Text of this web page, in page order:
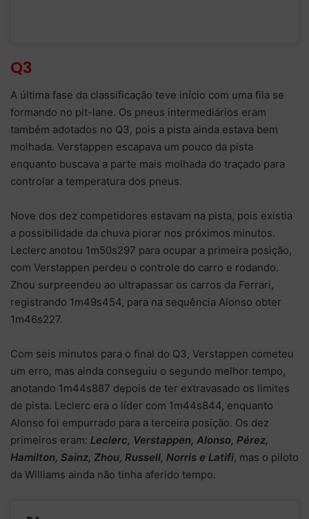
Q3
A última fase da classificação teve início com uma fila se
formando no pit-lane. Os pneus intermediários eram
também adotados no Q3, pois a pista ainda estava bem
molhada. Verstappen escapava um pouco da pista
enquanto buscava a parte mais molhada do traçado para
controlar a temperatura dos pneus.
Nove dos dez competidores estavam na pista, pois existia
a possibilidade da chuva piorar nos próximos minutos.
Leclerc anotou 1m50s297 para ocupar a primeira posição,
com Verstappen perdeu o controle do carro e rodando.
Zhou surpreendeu ao ultrapassar os carros da Ferrari,
registrando 1m49s454, para na sequência Alonso obter
1m46s227.
Com seis minutos para o final do Q3, Verstappen cometeu
um erro, mas ainda conseguiu o segundo melhor tempo,
anotando 1m44s887 depois de ter extravasado os limites
de pista. Leclerc era o líder com 1m44s844, enquanto
Alonso foi empurrado para a terceira posição. Os dez
primeiros eram: Leclerc, Verstappen, Alonso, Pérez,
Hamilton, Sainz, Zhou, Russell, Norris e Latifi, mas o piloto
da Williams ainda não tinha aferido tempo.